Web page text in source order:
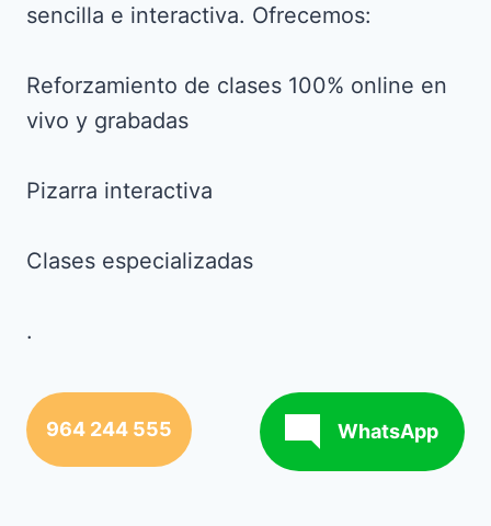
sencilla e interactiva. Ofrecemos:
Reforzamiento de clases 100% online en
vivo y grabadas
Pizarra interactiva
Clases especializadas
.
964 244 555 WhatsApp